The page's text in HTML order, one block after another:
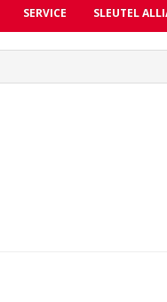
SERVICE SLEUTEL